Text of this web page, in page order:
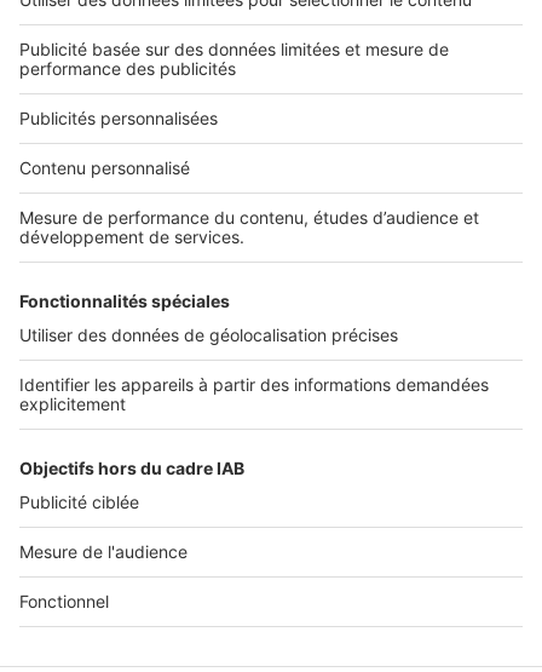
2 rue des Italiens 75009 Paris
01 53 38 80 00
Nos solutions pro
Actualités pro
Nous contacter
Connexion à My SeLoger Pro
Espace Presse